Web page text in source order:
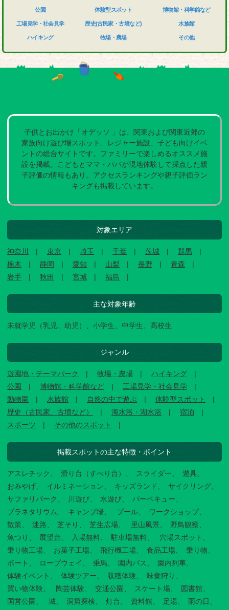
公園
工場見学・社会見学
ハイキング
体験型スポット
歴史(古民家・古墳など)
牧場・農場
博物館・科学館など
水族館
その他
子供とお出かけ「オデッソ 」は、関東および関東近郊の
家族向け遊び場スポット、レジャー施設、子ども向けイベ
ントの総合サイトです。ファミリーで楽しめるオススメ施
設を掲載。こどもとママ・パパが現地体験して採点した親
子評価の情報もあり。アクセスランキングや親子評価ラン
キングも掲載しています。
対象エリア
神奈川 東京 埼玉 千葉 茨城
群馬
栃木
静岡 愛知 山梨 長野
青森
岩手
秋田 宮城 福島
主な対象年齢
未就学児（乳児、幼児）、小学生、中学生、高校生
ジャンル
遊園地・テーマパーク 牧場・農場
ハイキング
公園
博物館・科学館など
工場見学・社会見学
動物園
水族館 自然の中で遊ぶ
体験型スポット
歴史（古民家、古墳など）
海水浴・湖水浴
宿泊
スポーツ
その他のスポット
掲載スポットの主な特徴・ポイント
アスレチック 滑り台（すべり台） スライダー
遊具
おみやげ
イルミネーション キッズランド
サイクリング
サファリパーク
川遊び 水遊び
バーベキュー
プラネタリウム
キャンプ場 プール
ワークショップ
散策
迷路 芝そり 芝生広場 里山風景
野鳥観察
魚つり
展望台 入場無料 駐車場無料
穴場スポット
乗り物工場
お菓子工場 飛行機工場 食品工場
乗り物
ボート
ロープウェイ 乗馬 園内バス
園内列車
体験イベント
体験ツアー 収穫体験
味覚狩り
買い物体験
陶芸体験 交通公園 スケート場
図書館
国営公園
城 洞窟探検 灯台 資料館 足湯 雨の日